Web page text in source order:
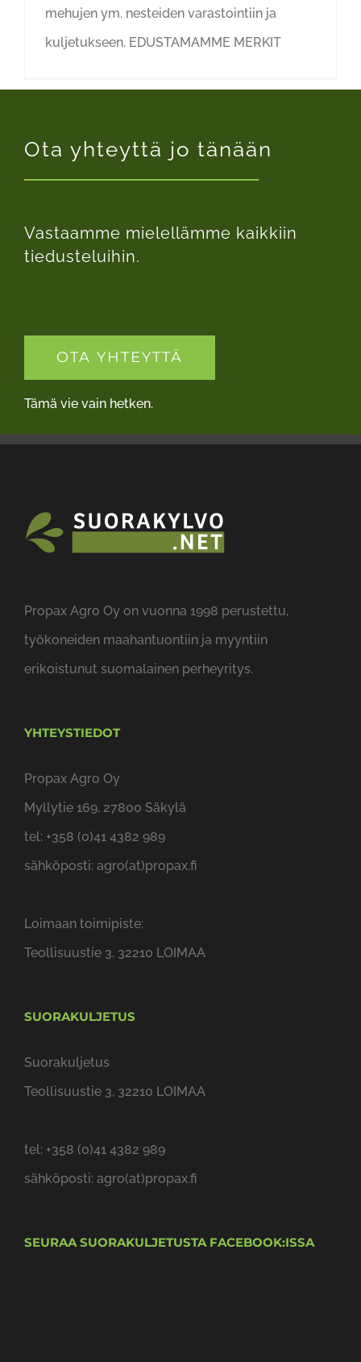
mehujen ym. nesteiden varastointiin ja
kuljetukseen. EDUSTAMAMME MERKIT
Ota yhteyttä jo tänään
Vastaamme mielellämme kaikkiin
tiedusteluihin.
OTA YHTEYTTÄ
Tämä vie vain hetken.
Propax Agro Oy on vuonna 1998 perustettu,
työkoneiden maahantuontiin ja myyntiin
erikoistunut suomalainen perheyritys.
YHTEYSTIEDOT
Propax Agro Oy
Myllytie 169, 27800 Säkylä
tel: +358 (0)41 4382 989
sähköposti: agro(at)propax.fi
Loimaan toimipiste:
Teollisuustie 3, 32210 LOIMAA
SUORAKULJETUS
Suorakuljetus
Teollisuustie 3, 32210 LOIMAA
tel: +358 (0)41 4382 989
sähköposti: agro(at)propax.fi
SEURAA SUORAKULJETUSTA FACEBOOK:ISSA